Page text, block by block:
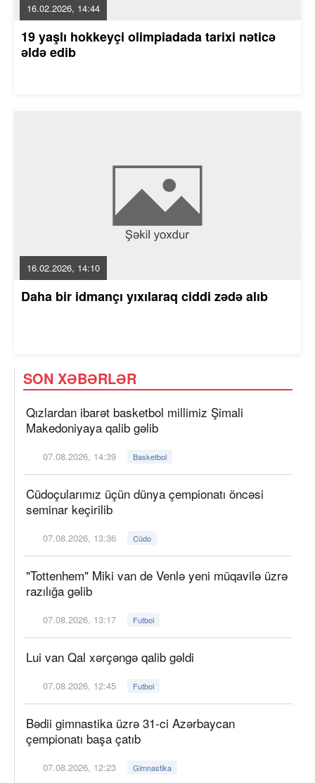
16.02.2026, 14:44
19 yaşlı hokkeyçi olimpiadada tarixi nəticə
əldə edib
16.02.2026, 14:10
Daha bir idmançı yıxılaraq ciddi zədə alıb
SON XƏBƏRLƏR
Qızlardan ibarət basketbol millimiz Şimali
Makedoniyaya qalib gəlib
07.08.2026, 14:39 Basketbol
Cüdoçularımız üçün dünya çempionatı öncəsi
seminar keçirilib
07.08.2026, 13:36 Cüdo
"Tottenhem" Miki van de Venlə yeni müqavilə üzrə
razılığa gəlib
07.08.2026, 13:17 Futbol
Lui van Qal xərçəngə qalib gəldi
07.08.2026, 12:45 Futbol
Bədii gimnastika üzrə 31-ci Azərbaycan
çempionatı başa çatıb
07.08.2026, 12:23 Gimnastika